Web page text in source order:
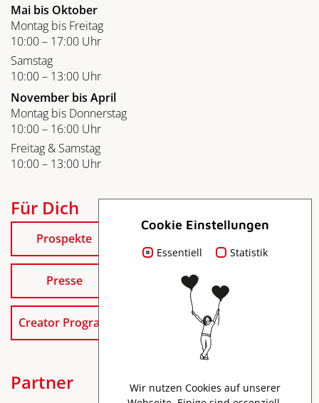
Mai bis Oktober
Montag bis Freitag
10:00 – 17:00 Uhr
Samstag
10:00 – 13:00 Uhr
November bis April
Montag bis Donnerstag
10:00 – 16:00 Uhr
Freitag & Samstag
10:00 – 13:00 Uhr
Für Dich
Prospekte
Presse
Creator Program
Partner
Cookie Einstellungen
Essentiell Statistik
Wir nutzen Cookies auf unserer